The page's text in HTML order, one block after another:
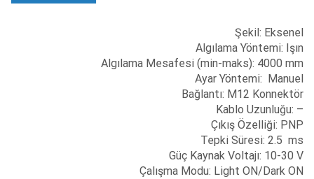
Şekil: Eksenel
Algılama Yöntemi: Işın
Algılama Mesafesi (min-maks): 4000 mm
Ayar Yöntemi: Manuel
Bağlantı: M12 Konnektör
Kablo Uzunluğu: –
Çıkış Özelliği: PNP
Tepki Süresi: 2.5 ms
Güç Kaynak Voltajı: 10-30 V
Çalışma Modu: Light ON/Dark ON